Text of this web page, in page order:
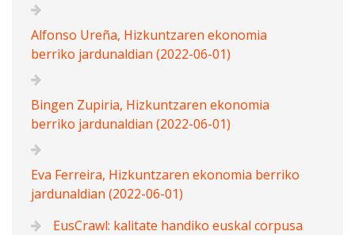
Alfonso Ureña, Hizkuntzaren ekonomia
berriko jardunaldian (2022-06-01)
Bingen Zupiria, Hizkuntzaren ekonomia
berriko jardunaldian (2022-06-01)
Eva Ferreira, Hizkuntzaren ekonomia berriko
jardunaldian (2022-06-01)
EusCrawl: kalitate handiko euskal corpusa